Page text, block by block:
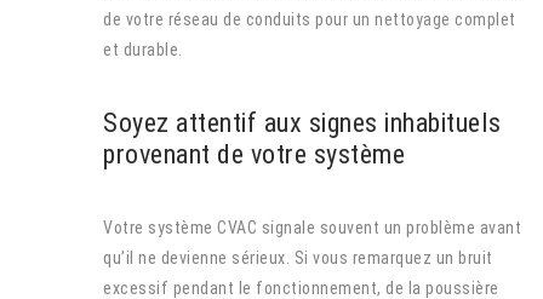
de votre réseau de conduits pour un nettoyage complet
et durable.
Soyez attentif aux signes inhabituels
provenant de votre système
Votre système CVAC signale souvent un problème avant
qu’il ne devienne sérieux. Si vous remarquez un bruit
excessif pendant le fonctionnement, de la poussière